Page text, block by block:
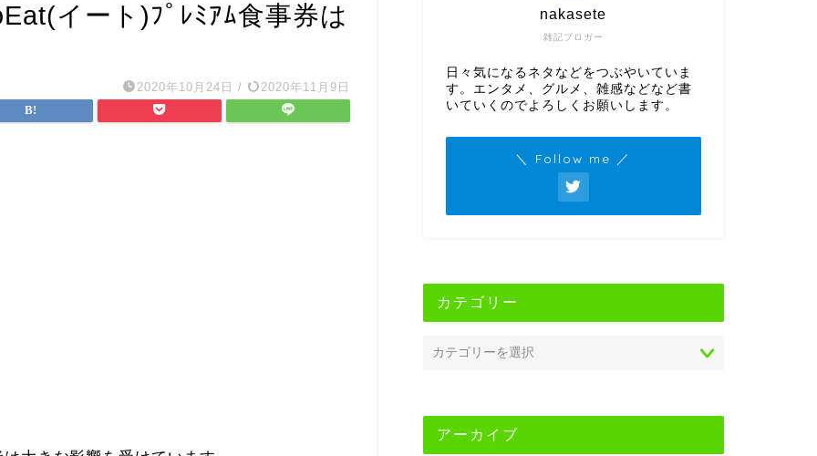
イート)ﾌﾟﾚﾐｱﾑ食事券は
2020年10月24日 / 2020年11月9日
雑記ブロガー
nakasete
日々気になるネタなどをつぶやいていま
す。エンタメ、グルメ、雑感などなど書
いていくのでよろしくお願いします。
＼ Follow me ／
カテゴリー
アーカイブ